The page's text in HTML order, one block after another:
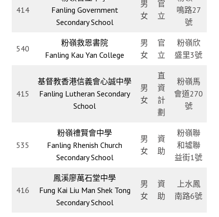
414
Fanling Government
Secondary School
男
女
官
立
鳴路27
號
540
粉嶺救恩書院
Fanling Kau Yan College
男
女
官
立
粉嶺欣
盛里3號
415
基督教香港信義會心誠中學
Fanling Lutheran Secondary
School
男
女
直
資
計
劃
粉嶺馬
會道270
號
535
粉嶺禮賢會中學
Fanling Rhenish Church
Secondary School
男
女
資
助
粉嶺聯
和墟聯
益街1號
416
鳳溪廖萬石堂中學
Fung Kai Liu Man Shek Tong
Secondary School
男
女
資
助
上水鳳
南路6號